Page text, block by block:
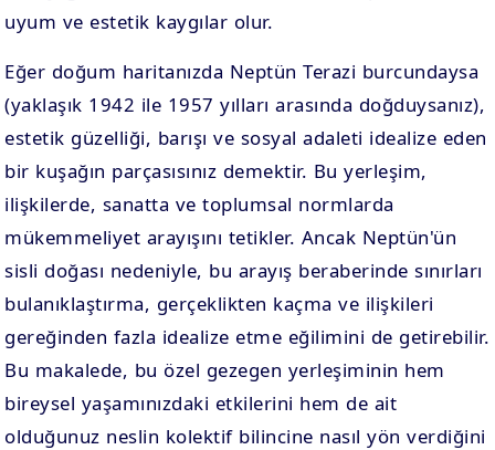
uyum ve estetik kaygılar olur.
Eğer doğum haritanızda Neptün Terazi burcundaysa
(yaklaşık 1942 ile 1957 yılları arasında doğduysanız),
estetik güzelliği, barışı ve sosyal adaleti idealize eden
bir kuşağın parçasısınız demektir. Bu yerleşim,
ilişkilerde, sanatta ve toplumsal normlarda
mükemmeliyet arayışını tetikler. Ancak Neptün'ün
sisli doğası nedeniyle, bu arayış beraberinde sınırları
bulanıklaştırma, gerçeklikten kaçma ve ilişkileri
gereğinden fazla idealize etme eğilimini de getirebilir.
Bu makalede, bu özel gezegen yerleşiminin hem
bireysel yaşamınızdaki etkilerini hem de ait
olduğunuz neslin kolektif bilincine nasıl yön verdiğini